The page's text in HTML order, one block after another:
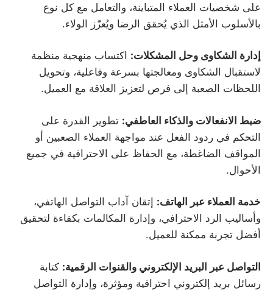
على شخصيات العملاء المتباينة، والتعامل مع كل نوع
بالأسلوب الأمثل الذي يُحقق الرضا ويُعزّز الولاء.
إدارة الشكاوى وحل المشكلات: اكتساب منهجية منظمة
لاستقبال الشكاوى ومعالجتها بسرعة وفاعلية، وتحويل
اللحظات الصعبة إلى فرص لتعزيز العلاقة مع العميل.
ضبط الانفعالات والذكاء العاطفي: تطوير القدرة على
التحكم في ردود الفعل عند مواجهة العملاء الصعبين أو
المواقف الضاغطة، مع الحفاظ على الاحترافية في جميع
الأحوال.
خدمة العملاء عبر الهاتف: إتقان آداب التواصل الهاتفي،
وأساليب الرد الاحترافي، وإدارة المكالمات بكفاءة لتحقيق
أفضل تجربة ممكنة للعميل.
التواصل عبر البريد الإلكتروني والقنوات الرقمية: كتابة
رسائل بريد إلكتروني احترافية ومؤثرة، وإدارة التواصل